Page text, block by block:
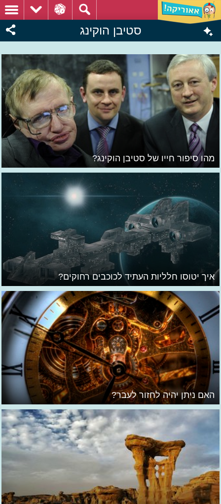
סטיבן הוקינג
מהו סיפור חייו של סטיבן הוקינג?
איך יטוסו חלליות העתיד לכוכבים רחוקים?
האם ניתן יהיה לחזור לעבר?